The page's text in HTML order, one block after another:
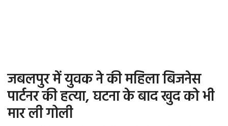
Office Office
Political Gossips
जबलपुर में युवक ने की महिला बिजनेस
पार्टनर की हत्या, घटना के बाद खुद को भी
मार ली गोली